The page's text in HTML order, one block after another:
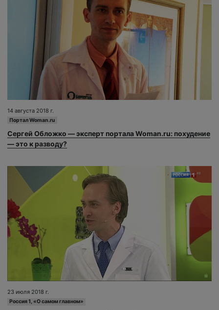
14 августа 2018 г.
Портал Woman.ru
Сергей Обложко — эксперт портала Woman.ru: похудение
— это к разводу?
23 июля 2018 г.
Россия 1, «О самом главном»